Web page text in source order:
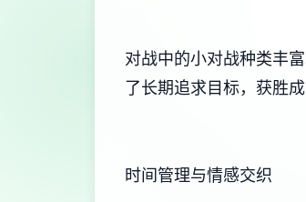
对战中的小对战种类丰
了长期追求目标，获胜
时间管理与情感交织